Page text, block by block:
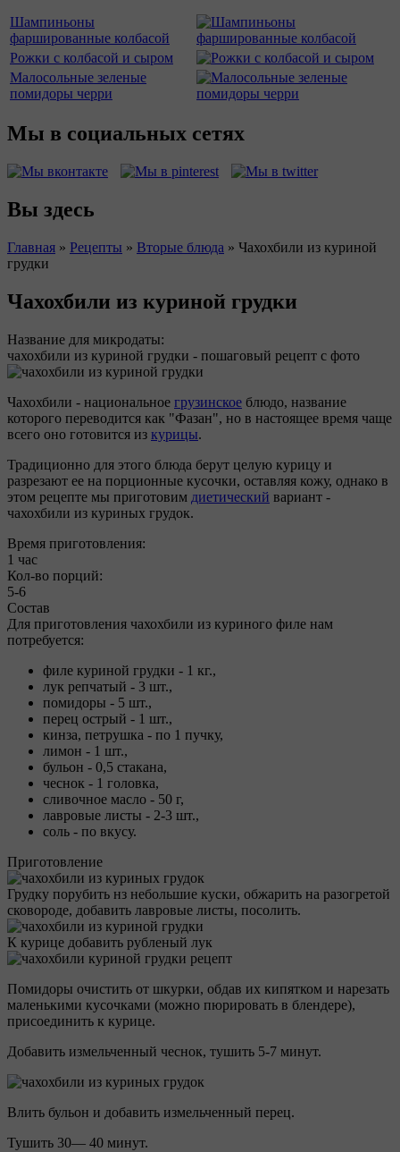
Шампиньоны
фаршированные колбасой
Рожки с колбасой и сыром
Малосольные зеленые
помидоры черри
Мы в социальных сетях
Вы здесь
Главная » Рецепты » Вторые блюда » Чахохбили из куриной
грудки
Чахохбили из куриной грудки
Название для микродаты:
чахохбили из куриной грудки - пошаговый рецепт с фото
Чахохбили - национальное грузинское блюдо, название
которого переводится как "Фазан", но в настоящее время чаще
всего оно готовится из курицы.
Традиционно для этого блюда берут целую курицу и
разрезают ее на порционные кусочки, оставляя кожу, однако в
этом рецепте мы приготовим диетический вариант -
чахохбили из куриных грудок.
Время приготовления:
1 час
Кол-во порций:
5-6
Состав
Для приготовления чахохбили из куриного филе нам
потребуется:
филе куриной грудки - 1 кг.,
лук репчатый - 3 шт.,
помидоры - 5 шт.,
перец острый - 1 шт.,
кинза, петрушка - по 1 пучку,
лимон - 1 шт.,
бульон - 0,5 стакана,
чеснок - 1 головка,
сливочное масло - 50 г,
лавровые листы - 2-3 шт.,
соль - по вкусу.
Приготовление
Грудку порубить нз небольшие куски, обжарить на разогретой
сковороде, добавить лавровые листы, посолить.
К курице добавить рубленый лук
Помидоры очистить от шкурки, обдав их кипятком и нарезать
маленькими кусочками (можно пюрировать в блендере),
присоединить к курице.
Добавить измельченный чеснок, тушить 5-7 минут.
Влить бульон и добавить измельченный перец.
Тушить 30— 40 минут.